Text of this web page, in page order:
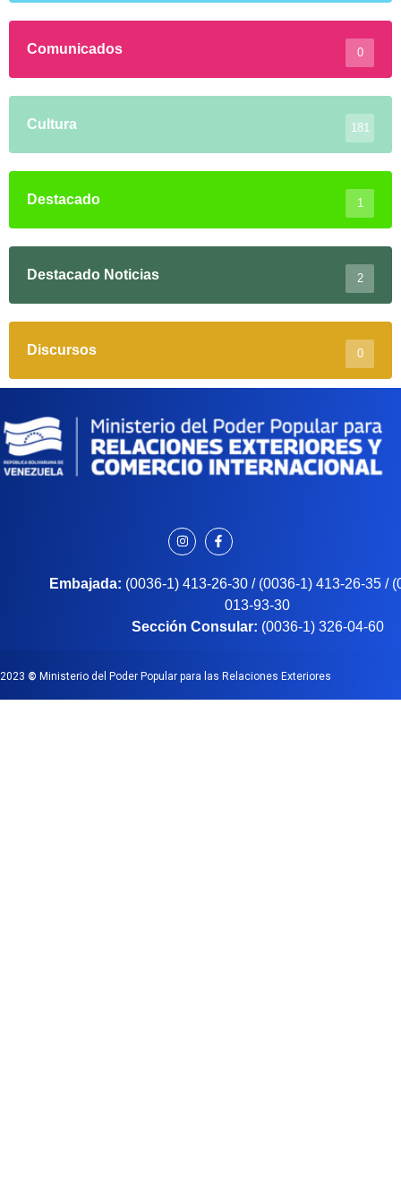
Comunicados 0
Cultura 181
Destacado 1
Destacado Noticias 2
Discursos 0
Embajada: (0036-1) 413-26-30 / (0036-1) 413-26-35 /
013-93-30
Sección Consular: (0036-1) 326-04-60
2023 © Ministerio del Poder Popular para las Relaciones Exteriores